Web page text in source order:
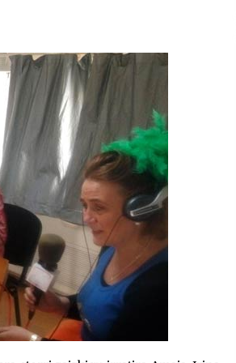
Larunbatean Plentziako Itsas
Martxa ospatuko da
2026/07/07
SOINUGELA: Paul McCartney eta
Ringo Starr-en lan berriak
2026/07/03